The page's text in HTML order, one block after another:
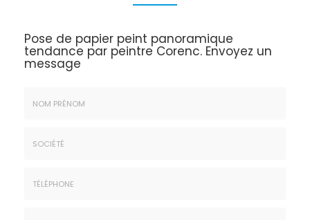
Pose de papier peint panoramique
tendance par peintre Corenc. Envoyez un
message